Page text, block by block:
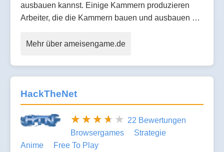
ausbauen kannst. Einige Kammern produzieren
Arbeiter, die die Kammern bauen und ausbauen …
Mehr über ameisengame.de
HackTheNet
22 Bewertungen
Browsergames
Strategie
Anime
Free To Play